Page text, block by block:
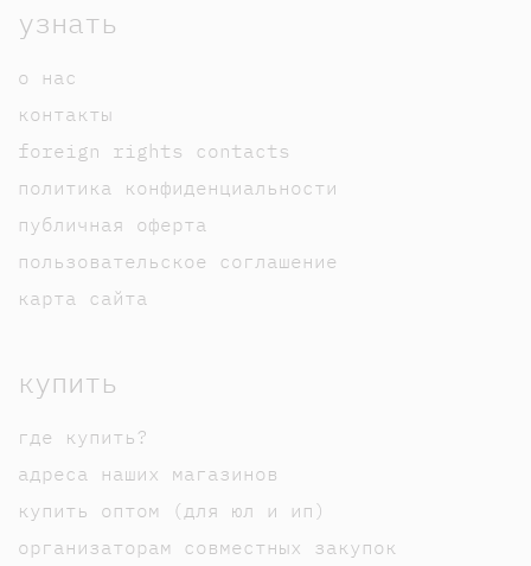
узнать
о нас
контакты
foreign rights contacts
политика конфиденциальности
публичная оферта
пользовательское соглашение
карта сайта
купить
где купить?
адреса наших магазинов
купить оптом (для юл и ип)
организаторам совместных закупок